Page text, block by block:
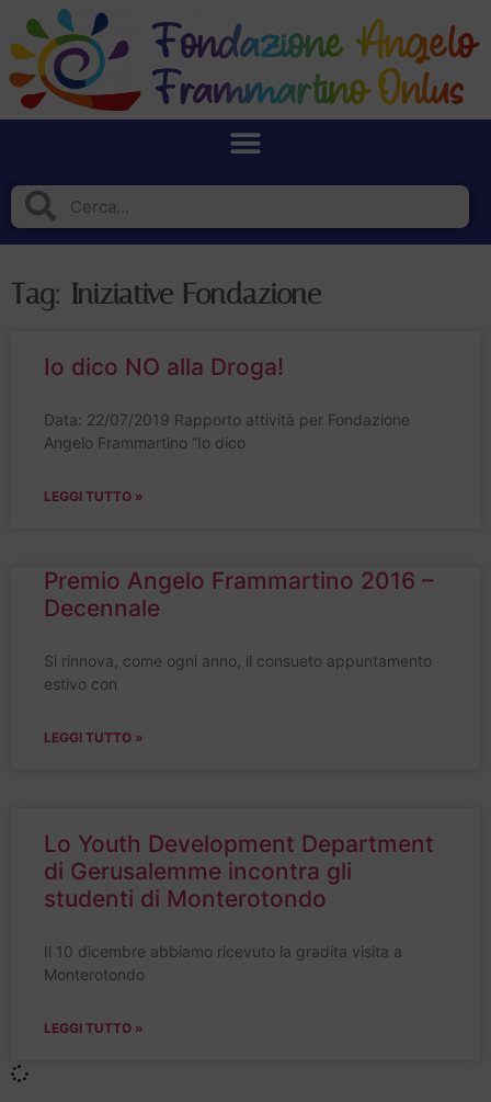
Tag: Iniziative Fondazione
Io dico NO alla Droga!
Data: 22/07/2019 Rapporto attività per Fondazione
Angelo Frammartino “Io dico
LEGGI TUTTO »
Premio Angelo Frammartino 2016 –
Decennale
Si rinnova, come ogni anno, il consueto appuntamento
estivo con
LEGGI TUTTO »
Lo Youth Development Department
di Gerusalemme incontra gli
studenti di Monterotondo
Il 10 dicembre abbiamo ricevuto la gradita visita a
Monterotondo
LEGGI TUTTO »